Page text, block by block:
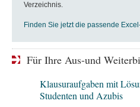
Verzeichnis.
Finden Sie jetzt die passende
Für Ihre Aus-und
Klausuraufgaben mit
Studenten und Azubis